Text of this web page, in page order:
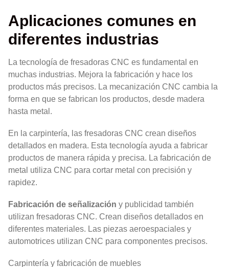
Aplicaciones comunes en
diferentes industrias
La tecnología de fresadoras CNC es fundamental en
muchas industrias. Mejora la fabricación y hace los
productos más precisos. La mecanización CNC cambia la
forma en que se fabrican los productos, desde madera
hasta metal.
En la carpintería, las fresadoras CNC crean diseños
detallados en madera. Esta tecnología ayuda a fabricar
productos de manera rápida y precisa. La fabricación de
metal utiliza CNC para cortar metal con precisión y
rapidez.
Fabricación de señalización y publicidad también
utilizan fresadoras CNC. Crean diseños detallados en
diferentes materiales. Las piezas aeroespaciales y
automotrices utilizan CNC para componentes precisos.
Carpintería y fabricación de muebles